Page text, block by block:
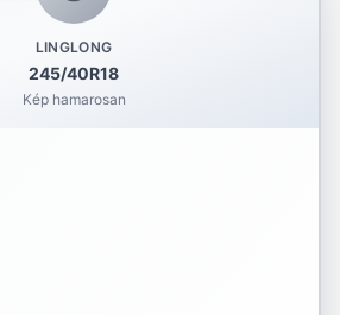
LINGLONG
245/40R18
Kép hamarosan